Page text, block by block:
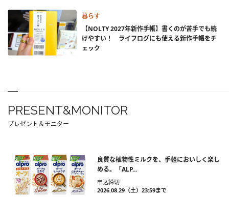
暮らす
【NOLTY 2027年新作手帳】書くのが苦手でも続
けやすい！ ライフログにも使える新作手帳をチ
ェック
PRESENT&MONITOR
プレゼント＆モニター
良質な植物性ミルクを、手軽においしく楽し
める。「ALP...
申込締切
2026.08.29（土）23:59まで